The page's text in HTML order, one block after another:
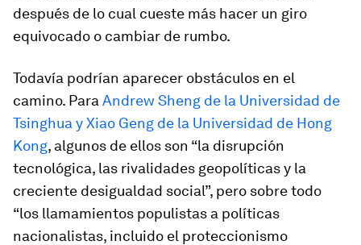
después de lo cual cueste más hacer un giro
equivocado o cambiar de rumbo.
Todavía podrían aparecer obstáculos en el
camino. Para Andrew Sheng de la Universidad de
Tsinghua y Xiao Geng de la Universidad de Hong
Kong, algunos de ellos son “la disrupción
tecnológica, las rivalidades geopolíticas y la
creciente desigualdad social”, pero sobre todo
“los llamamientos populistas a políticas
nacionalistas, incluido el proteccionismo